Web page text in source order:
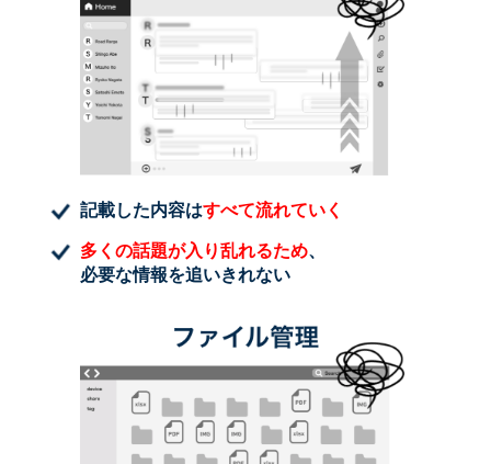
記載した内容はすべて流れていく
多くの話題が入り乱れるため、
必要な情報を追いきれない